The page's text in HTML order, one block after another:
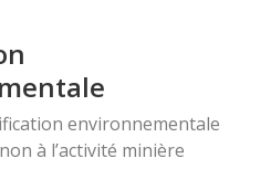
environnementale
à l’activité minière